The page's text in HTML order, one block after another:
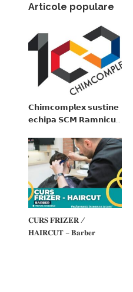
Articole populare
𝗖𝗵𝗶𝗺𝗰𝗼𝗺𝗽𝗹𝗲𝘅 𝘀𝘂𝘀𝘁𝗶𝗻𝗲
𝗲𝗰𝗵𝗶𝗽𝗮 𝗦𝗖𝗠 𝗥𝗮𝗺𝗻𝗶𝗰𝘂
𝗽𝗮𝗿𝘁𝗲𝗻𝗲𝗿 𝗳𝗶𝗻𝗮𝗻𝘁𝗮𝘁𝗼𝗿
𝐂𝐔𝐑𝐒 𝐅𝐑𝐈𝐙𝐄𝐑 /
𝐇𝐀𝐈𝐑𝐂𝐔𝐓 – 𝐁𝐚𝐫𝐛𝐞𝐫